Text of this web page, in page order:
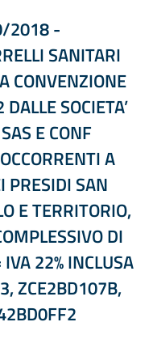
2018 -
SANITARI
CONVENZIONE
SOCIETA’
E CONF
A
PRESIDI SAN
E TERRITORIO,
DI
22% INCLUSA
ZCE2BD107B,